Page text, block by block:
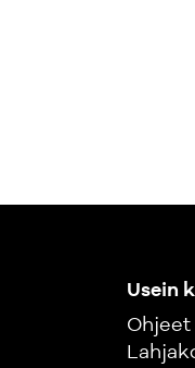
Usein
Ohjeet